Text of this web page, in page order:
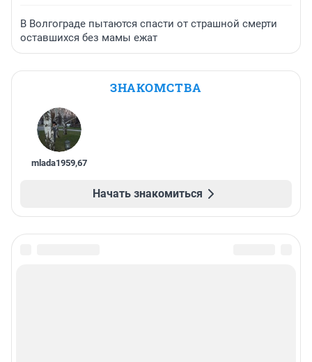
В Волгограде пытаются спасти от страшной смерти
оставшихся без мамы ежат
ЗНАКОМСТВА
mlada1959,67
Начать знакомиться